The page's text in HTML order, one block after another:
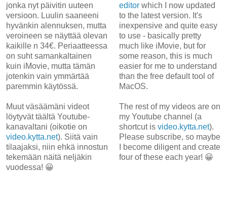
jonka nyt päivitin uuteen
versioon. Luulin saaneeni
hyvänkin alennuksen, mutta
veroineen se näyttää olevan
kaikille n 34€. Periaatteessa
on suht samankaltainen
kuin iMovie, mutta tämän
jotenkin vain ymmärtää
paremmin käytössä.
Muut väsäämäni videot
löytyvät täältä Youtube-
kanavaltani (oikotie on
video.kytta.net). Siitä vain
tilaajaksi, niin ehkä innostun
tekemään näitä neljäkin
vuodessa! 😀
editorwhich I now updated
to the latest version. It's
inexpensive and quite easy
to use - basically pretty
much like iMovie, but for
some reason, this is much
easier for me to understand
than the free default tool of
MacOS.
The rest of my videos are on
my Youtube channel (a
shortcut is video.kytta.net).
Please subscribe, so maybe
I become diligent and create
four of these each year! 😀